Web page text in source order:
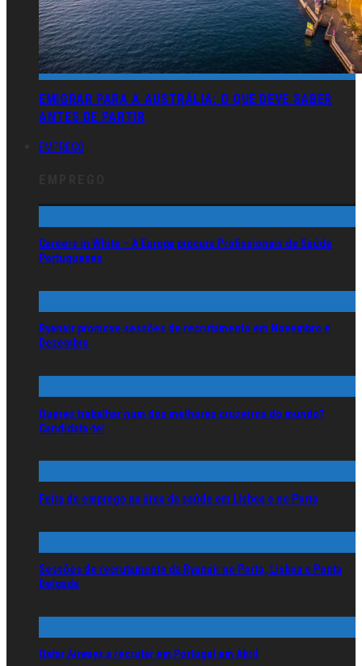
EMIGRAR PARA A AUSTRÁLIA: O QUE DEVE SABER
ANTES DE PARTIR
EMPREGO
Careers in White – A Europa procura Profissionais de Saúde
Portugueses
Ryanair promove sessões de recrutamento em Novembro e
Dezembro
Queres trabalhar num dos melhores cruzeiros do mundo?
Candidata-te!
Feira de emprego na área da saúde em Lisboa e no Porto
Sessões de recrutamento da Ryanair no Porto, Lisboa e Ponta
Delgada
Qatar Airways a recrutar em Portugal em Abril